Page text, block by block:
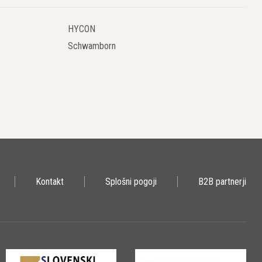
materiale, medtem ko so karbidni svedri primerni za manj
sveder opravi delo. Občasno izvlecite sveder, da odstranite
HYCON
Schwamborn
Kontakt Splošni pogoji B2B partnerji